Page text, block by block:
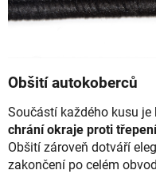
Obšití autokoberců
Součástí každého kusu
chrání okraje proti
Obšití zároveň dotváří
zakončení po celém